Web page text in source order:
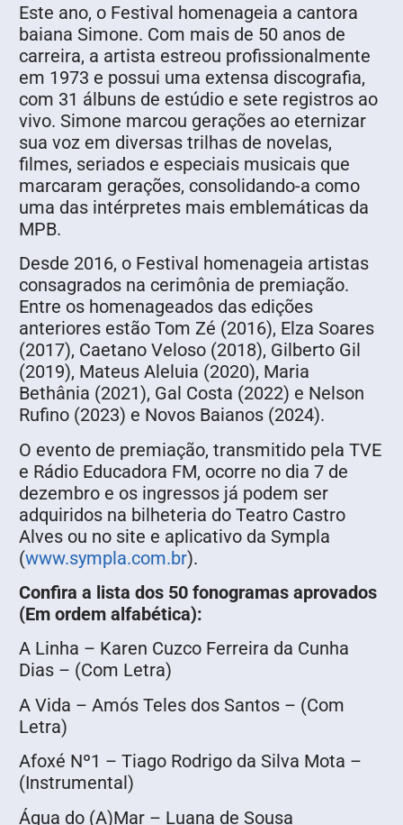
Este ano, o Festival homenageia a cantora
baiana Simone. Com mais de 50 anos de
carreira, a artista estreou profissionalmente
em 1973 e possui uma extensa discografia,
com 31 álbuns de estúdio e sete registros ao
vivo. Simone marcou gerações ao eternizar
sua voz em diversas trilhas de novelas,
filmes, seriados e especiais musicais que
marcaram gerações, consolidando-a como
uma das intérpretes mais emblemáticas da
MPB.
Desde 2016, o Festival homenageia artistas
consagrados na cerimônia de premiação.
Entre os homenageados das edições
anteriores estão Tom Zé (2016), Elza Soares
(2017), Caetano Veloso (2018), Gilberto Gil
(2019), Mateus Aleluia (2020), Maria
Bethânia (2021), Gal Costa (2022) e Nelson
Rufino (2023) e Novos Baianos (2024).
O evento de premiação, transmitido pela TVE
e Rádio Educadora FM, ocorre no dia 7 de
dezembro e os ingressos já podem ser
adquiridos na bilheteria do Teatro Castro
Alves ou no site e aplicativo da Sympla
(www.sympla.com.br).
Confira a lista dos 50 fonogramas aprovados
(Em ordem alfabética):
A Linha – Karen Cuzco Ferreira da Cunha
Dias – (Com Letra)
A Vida – Amós Teles dos Santos – (Com
Letra)
Afoxé Nº1 – Tiago Rodrigo da Silva Mota –
(Instrumental)
Água do (A)Mar – Luana de Sousa